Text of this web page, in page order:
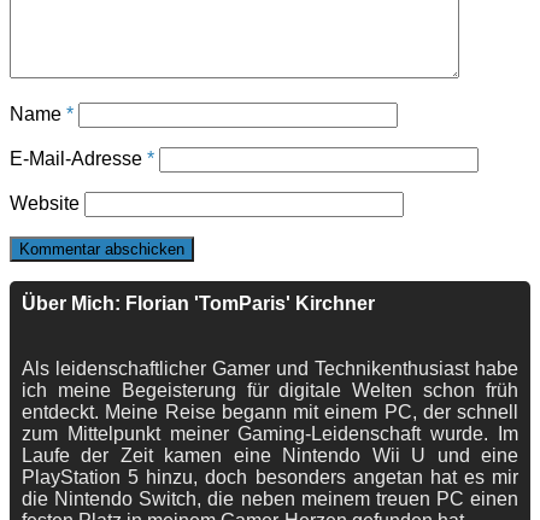
Name *
E-Mail-Adresse *
Website
Über Mich: Florian 'TomParis' Kirchner
Als leidenschaftlicher Gamer und Technikenthusiast habe
ich meine Begeisterung für digitale Welten schon früh
entdeckt. Meine Reise begann mit einem PC, der schnell
zum Mittelpunkt meiner Gaming-Leidenschaft wurde. Im
Laufe der Zeit kamen eine Nintendo Wii U und eine
PlayStation 5 hinzu, doch besonders angetan hat es mir
die Nintendo Switch, die neben meinem treuen PC einen